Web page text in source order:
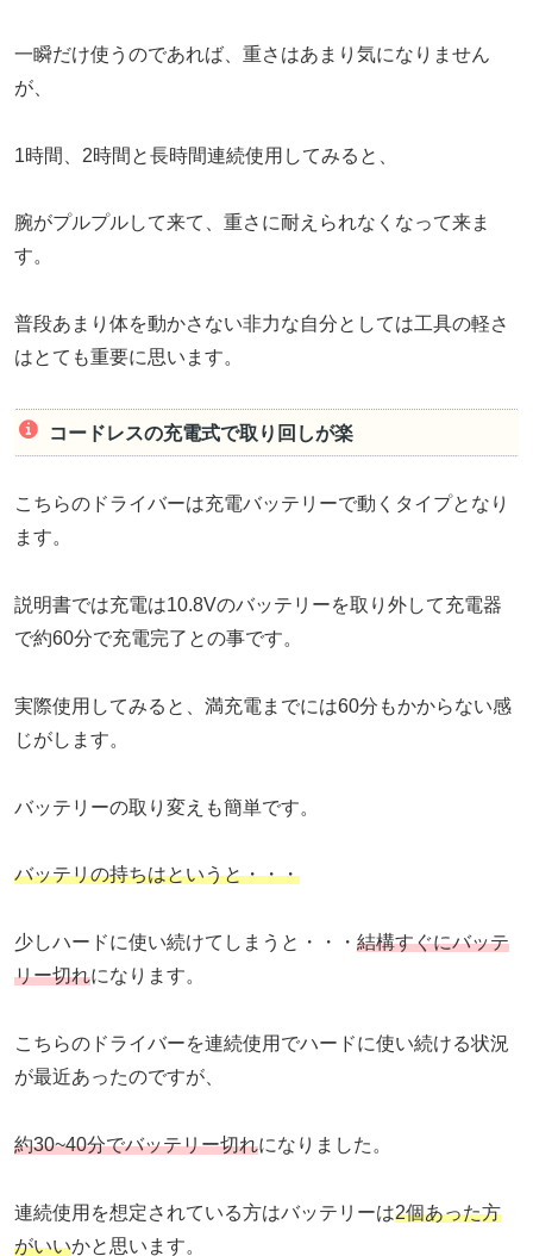
一瞬だけ使うのであれば、重さはあまり気になりません
が、
1時間、2時間と長時間連続使用してみると、
腕がプルプルして来て、重さに耐えられなくなって来ま
す。
普段あまり体を動かさない非力な自分としては工具の軽さ
はとても重要に思います。
コードレスの充電式で取り回しが楽
こちらのドライバーは充電バッテリーで動くタイプとなり
ます。
説明書では充電は10.8Vのバッテリーを取り外して充電器
で約60分で充電完了との事です。
実際使用してみると、満充電までには60分もかからない感
じがします。
バッテリーの取り変えも簡単です。
バッテリの持ちはというと・・・
少しハードに使い続けてしまうと・・・ 結構すぐにバッテ
リー切れになります。
こちらのドライバーを連続使用でハードに使い続ける状況
が最近あったのですが、
約30~40分でバッテリー切れになりました。
連続使用を想定されている方はバッテリーは2個あった方
がいいかと思います。